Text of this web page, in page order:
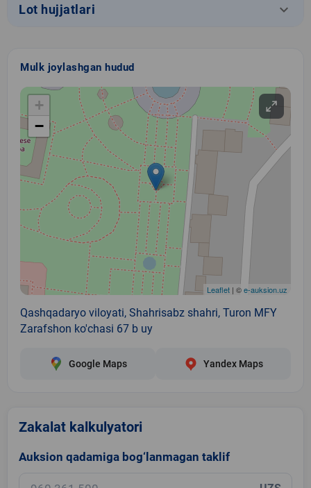
Lot hujjatlari keyboard_arrow_down
Mulk joylashgan hudud
+
−
Leaflet | ©e-auksion.uz
Qashqadaryo viloyati, Shahrisabz shahri, Turon MFY
Zarafshon ko'chasi 67 b uy
Google Maps Yandex Maps
Zakalat kalkulyatori
Auksion qadamiga bog‘lanmagan taklif